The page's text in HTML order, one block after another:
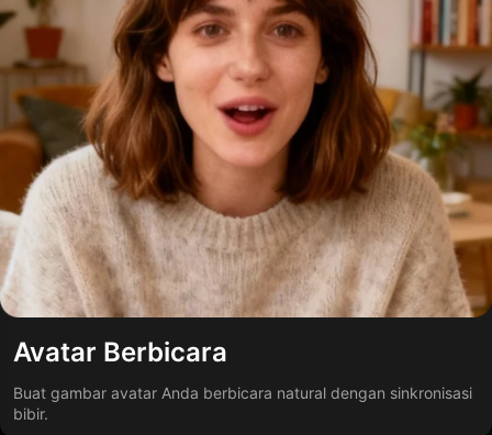
Avatar Berbicara
Buat gambar avatar Anda berbicara natural dengan sinkronisasi
bibir.